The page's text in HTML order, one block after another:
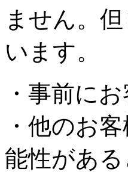
ません。
います。
・事前に
・他のお
能性があ